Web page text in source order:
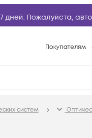
дней. Пожалуйста,
Покупателям
Возврат
систем